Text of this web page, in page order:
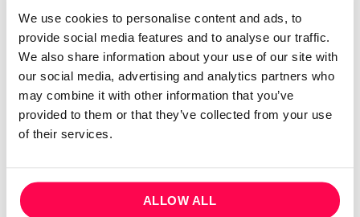
We use cookies to personalise content and ads, to
provide social media features and to analyse our traffic.
We also share information about your use of our site with
our social media, advertising and analytics partners who
may combine it with other information that you’ve
provided to them or that they’ve collected from your use
of their services.
ALLOW ALL
QUEM SOMOS
Sobre mim
Contactos
Conta cliente
Recuperar Password
Política de privacidade